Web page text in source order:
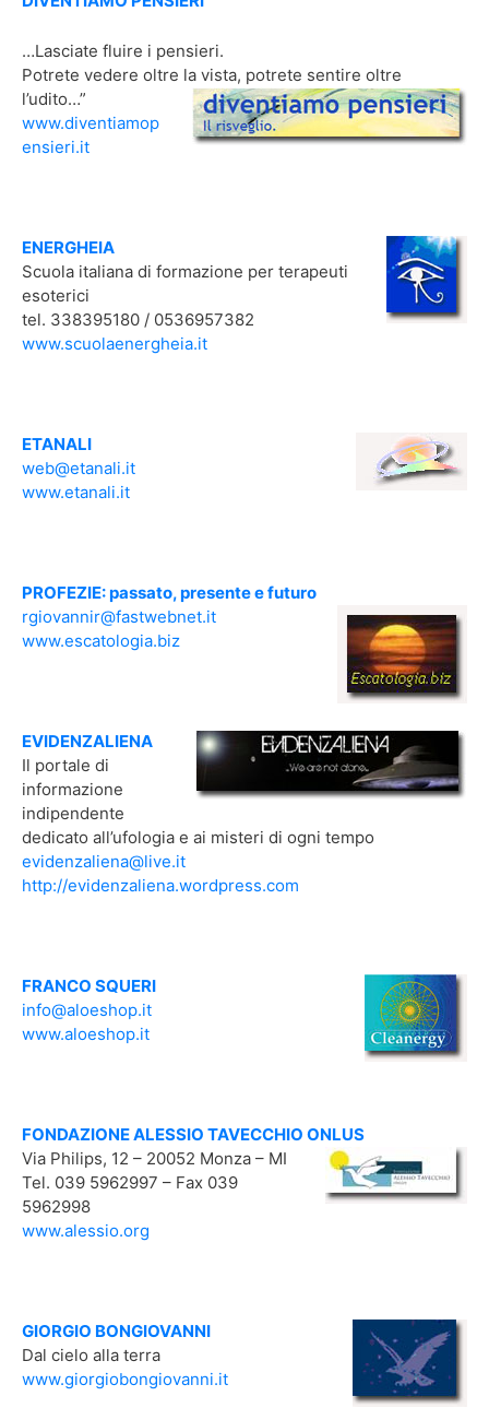
…Lasciate fluire i pensieri.
Potrete vedere oltre la vista, potrete sentire oltre
l’udito…”
www.diventiamop
ensieri.it
ENERGHEIA
Scuola italiana di formazione per terapeuti
esoterici
tel. 338395180 / 0536957382
www.scuolaenergheia.it
ETANALI
web@etanali.it
www.etanali.it
PROFEZIE: passato, presente e futuro
rgiovannir@fastwebnet.it
www.escatologia.biz
EVIDENZALIENA
Il portale di
informazione
indipendente
dedicato all’ufologia e ai misteri di ogni tempo
evidenzaliena@live.it
http://evidenzaliena.wordpress.com
FRANCO SQUERI
info@aloeshop.it
www.aloeshop.it
FONDAZIONE ALESSIO TAVECCHIO ONLUS
Via Philips, 12 – 20052 Monza – MI
Tel. 039 5962997 – Fax 039
5962998
www.alessio.org
GIORGIO BONGIOVANNI
Dal cielo alla terra
www.giorgiobongiovanni.it